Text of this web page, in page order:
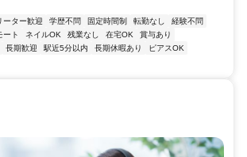
ーター歓迎 学歴不問 固定時間制 転勤なし
経験不問
ート ネイルOK 残業なし 在宅OK
賞与あり
長期歓迎 駅近5分以内 長期休暇あり
ピアスOK